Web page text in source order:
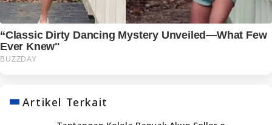
Artikel Terkait